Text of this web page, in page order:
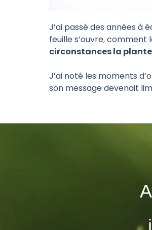
J’ai passé des années à
feuille s’ouvre, comment
circonstances la
J’ai noté les moments
son message devenait